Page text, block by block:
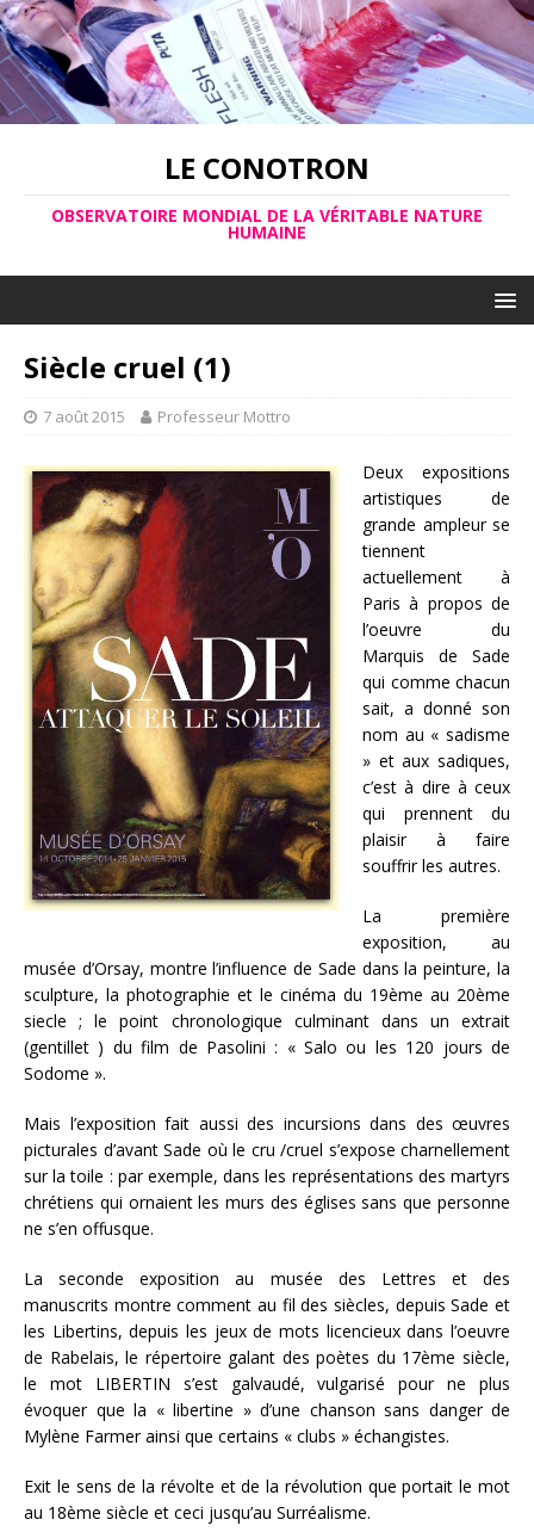
LE CONOTRON
OBSERVATOIRE MONDIAL DE LA VÉRITABLE NATURE
HUMAINE
Siècle cruel (1)
7 août 2015 Professeur Mottro
Deux expositions
artistiques de
grande ampleur se
tiennent
actuellement à
Paris à propos de
l’oeuvre du
Marquis de Sade
qui comme chacun
sait, a donné son
nom au « sadisme
» et aux sadiques,
c’est à dire à ceux
qui prennent du
plaisir à faire
souffrir les autres.
La première
exposition, au
musée d’Orsay, montre l’influence de Sade dans la peinture, la
sculpture, la photographie et le cinéma du 19ème au 20ème
siecle ; le point chronologique culminant dans un extrait
(gentillet ) du film de Pasolini : « Salo ou les 120 jours de
Sodome ».
Mais l’exposition fait aussi des incursions dans des œuvres
picturales d’avant Sade où le cru /cruel s’expose charnellement
sur la toile : par exemple, dans les représentations des martyrs
chrétiens qui ornaient les murs des églises sans que personne
ne s’en offusque.
La seconde exposition au musée des Lettres et des
manuscrits montre comment au fil des siècles, depuis Sade et
les Libertins, depuis les jeux de mots licencieux dans l’oeuvre
de Rabelais, le répertoire galant des poètes du 17ème siècle,
le mot LIBERTIN s’est galvaudé, vulgarisé pour ne plus
évoquer que la « libertine » d’une chanson sans danger de
Mylène Farmer ainsi que certains « clubs » échangistes.
Exit le sens de la révolte et de la révolution que portait le mot
au 18ème siècle et ceci jusqu’au Surréalisme.